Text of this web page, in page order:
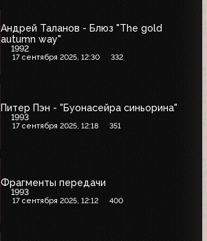
Андрей Таланов - Блюз "The gold
autumn way"
1992
17 сентября 2025, 12:30 332
Питер Пэн - "Буонасейра синьорина"
1993
17 сентября 2025, 12:18 351
Фрагменты передачи
1993
17 сентября 2025, 12:12 400